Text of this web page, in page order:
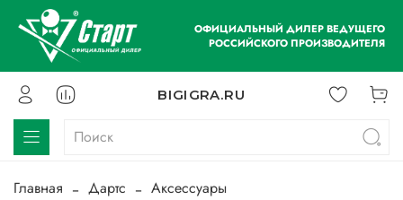
ОФИЦИАЛЬНЫЙ ДИЛЕР ВЕДУЩЕГО
РОССИЙСКОГО ПРОИЗВОДИТЕЛЯ
BIGIGRA.RU
Главная Дартс Аксессуары